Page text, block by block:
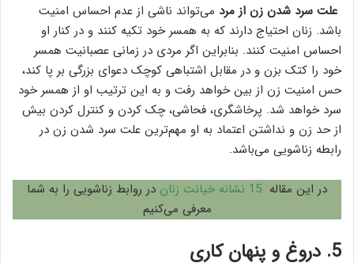
علت سرد شدن زن از مرد می‌تواند ناشی از عدم احساس امنیت
باشد. زنان احتیاج دارند که به همسر خود تکیه کنند و در کنار او
احساس امنیت کنند. بنابراین اگر مردی در زمانی عصبانیت همسر
خود را کتک بزن و در مقابل اشتباهی کوچک دعوای بزرگی بر پا کند،
حس امنیت زن از بین خواهد رفت و به این ترتیب او از همسر خود
سرد خواهد شد. پرخاشگری، فحاشی، چک کردن و کنترل کردن بیش
از حد زن و نداشتن اعتماد به او مهم‌ترین علت سرد شدن زن در
رابطه زناشویی می‌باشد.
در این مقاله 15 نشانه خیانت زنان
در روابط زناشویی را به شما
معرفی می‌کنیم
5. دروغ و پنهان کاری